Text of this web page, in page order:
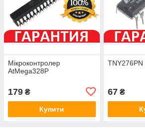
Мікроконтролер
AtMega328P
179 ₴
Купити
67₴